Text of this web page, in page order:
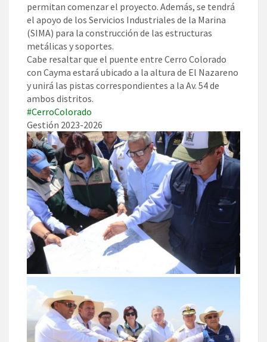
permitan comenzar el proyecto. Además, se tendrá
el apoyo de los Servicios Industriales de la Marina
(SIMA) para la construcción de las estructuras
metálicas y soportes.
Cabe resaltar que el puente entre Cerro Colorado
con Cayma estará ubicado a la altura de El Nazareno
y unirá las pistas correspondientes a la Av. 54 de
ambos distritos.
#CerroColorado
Gestión 2023-2026